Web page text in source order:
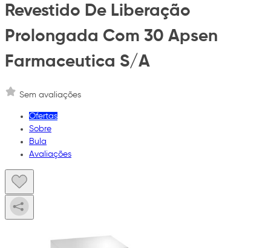
Revestido De Liberação
Prolongada Com 30 Apsen
Farmaceutica S/A
Sem avaliações
Ofertas
Sobre
Bula
Avaliações